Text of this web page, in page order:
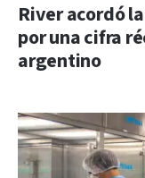
River acordó
por una cifra
argentino